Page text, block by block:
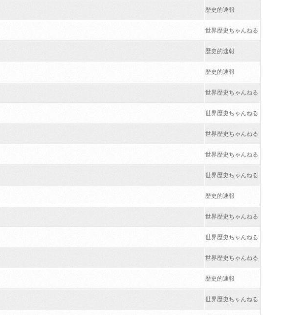
歴史的速報
世界歴史ちゃんねる
歴史的速報
歴史的速報
世界歴史ちゃんねる
世界歴史ちゃんねる
世界歴史ちゃんねる
世界歴史ちゃんねる
世界歴史ちゃんねる
歴史的速報
世界歴史ちゃんねる
世界歴史ちゃんねる
世界歴史ちゃんねる
歴史的速報
世界歴史ちゃんねる